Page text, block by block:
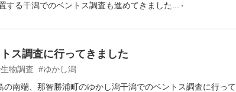
する干潟でのベントス調査も進めてきました...
ス調査に行ってきました
物調査 #ゆかし潟
の南端、那智勝浦町のゆかし潟干潟でのベントス調査に行って